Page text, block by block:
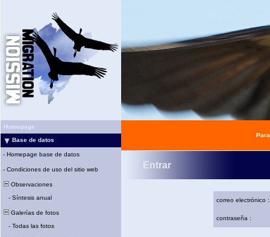
Homepage
Base de datos
- Homepage base de datos
- Condiciones de uso del sitio web
Observaciones
- Síntesis anual
Galerías de fotos
- Todas las fotos
Entrar
correo electrónico :
contraseña :